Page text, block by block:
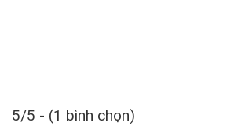
5/5 - (1 bình chọn)